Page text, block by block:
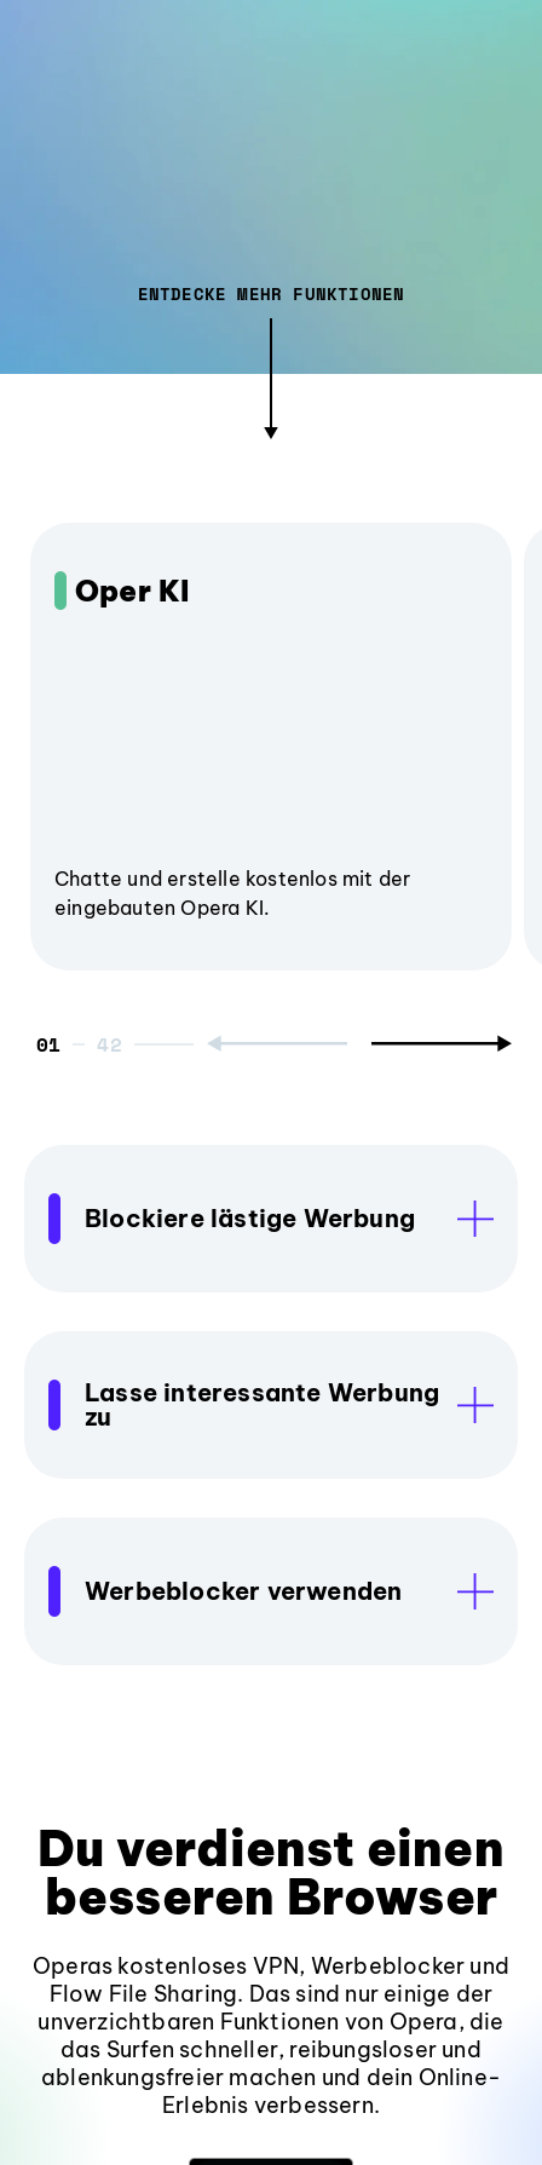
ENTDECKE MEHR FUNKTIONEN
Oper KI
Chatte und erstelle kostenlos mit der
eingebauten Opera KI.
01
Blockiere lästige Werbung
Lasse interessante Werbung
zu
Werbeblocker verwenden
Du verdienst einen
besseren Browser
Operas kostenloses VPN, Werbeblocker und
Flow File Sharing. Das sind nur einige der
unverzichtbaren Funktionen von Opera, die
das Surfen schneller, reibungsloser und
ablenkungsfreier machen und dein Online-
Erlebnis verbessern.